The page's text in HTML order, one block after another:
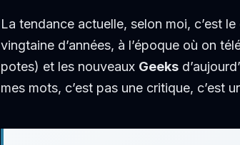
La tendance actuelle, selon moi, c’est
vingtaine d’années, à l’époque où on
potes) et les nouveaux Geeks
mes mots, c’est pas une critique, c’est